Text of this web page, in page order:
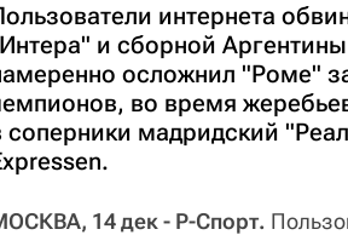
интернета
и сборной
осложнил "Роме"
во время
соперники мадридский
14 дек - Р-Спорт.